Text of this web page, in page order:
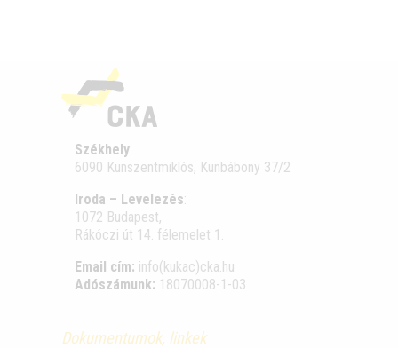
Székhely:
6090 Kunszentmiklós, Kunbábony 37/2
Iroda – Levelezés:
1072 Budapest,
Rákóczi út 14. félemelet 1.
Email cím: info(kukac)cka.hu
Adószámunk: 18070008-1-03
Dokumentumok, linkek